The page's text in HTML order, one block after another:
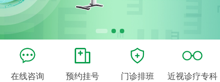
在线咨询 预约挂号 门诊排班 近视诊疗专科